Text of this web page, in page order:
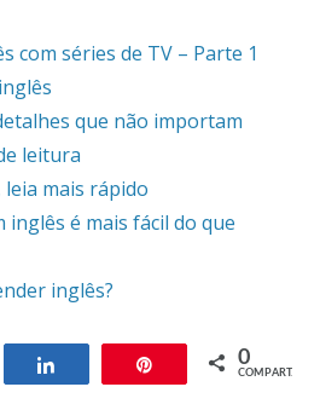
com séries de TV – Parte 1
que não importam
leitura
mais rápido
inglês é mais fácil do que
inglês?
Compartilhar 0
COMPART.